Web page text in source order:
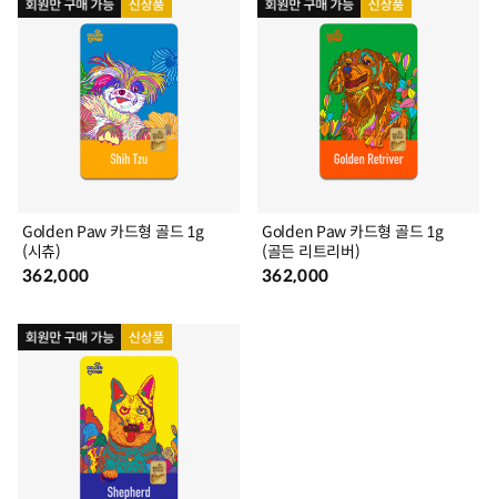
Golden Paw 카드형 골드 1g
(시츄)
362,000
Golden Paw 카드형 골드 1g
(골든 리트리버)
362,000